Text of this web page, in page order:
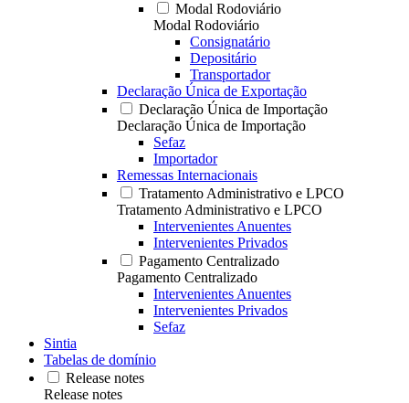
Modal Rodoviário
Modal Rodoviário
Consignatário
Depositário
Transportador
Declaração Única de Exportação
Declaração Única de Importação
Declaração Única de Importação
Sefaz
Importador
Remessas Internacionais
Tratamento Administrativo e LPCO
Tratamento Administrativo e LPCO
Intervenientes Anuentes
Intervenientes Privados
Pagamento Centralizado
Pagamento Centralizado
Intervenientes Anuentes
Intervenientes Privados
Sefaz
Sintia
Tabelas de domínio
Release notes
Release notes